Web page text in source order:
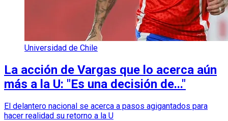
Universidad de Chile
La acción de Vargas que lo acerca aún
más a la U: "Es una decisión de..."
El delantero nacional se acerca a pasos agigantados para
hacer realidad su retorno a la U